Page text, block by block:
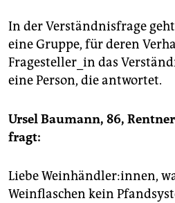
unterstützen
abo
epaper login
In der Verständnisfrage geht
eine Gruppe, für deren
Fragesteller_in das
eine Person, die antwortet.
Ursel Baumann, 86,
fragt:
Liebe Weinhändler:innen,
Weinflaschen kein